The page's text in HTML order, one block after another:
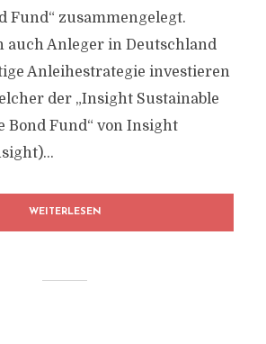
Fund“ zusammengelegt.
auch Anleger in Deutschland
Anleihestrategie investieren
der „Insight Sustainable
Bond Fund“ von Insight
WEITERLESEN